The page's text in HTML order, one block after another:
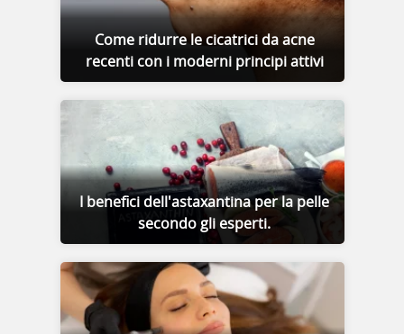
Come ridurre le cicatrici da acne
recenti con i moderni principi attivi
I benefici dell'astaxantina per la pelle
secondo gli esperti.